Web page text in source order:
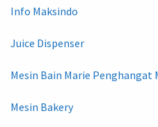
Info Maksindo
Juice Dispenser
Mesin Bain Marie Penghangat
Mesin Bakery